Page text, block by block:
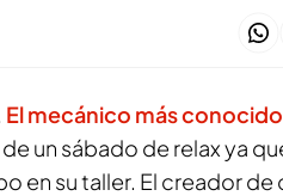
El mecánico más
un sábado de relax ya
en su taller. El creador